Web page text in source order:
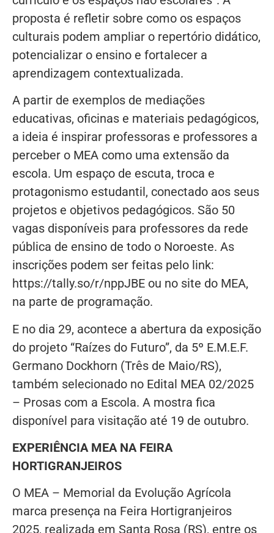
proposta é refletir sobre como os espaços
culturais podem ampliar o repertório didático,
potencializar o ensino e fortalecer a
aprendizagem contextualizada.
A partir de exemplos de mediações
educativas, oficinas e materiais pedagógicos,
a ideia é inspirar professoras e professores a
perceber o MEA como uma extensão da
escola. Um espaço de escuta, troca e
protagonismo estudantil, conectado aos seus
projetos e objetivos pedagógicos. São 50
vagas disponíveis para professores da rede
pública de ensino de todo o Noroeste. As
inscrições podem ser feitas pelo link:
https://tally.so/r/nppJBE ou no site do MEA,
na parte de programação.
E no dia 29, acontece a abertura da exposição
do projeto “Raízes do Futuro”, da 5º E.M.E.F.
Germano Dockhorn (Três de Maio/RS),
também selecionado no Edital MEA 02/2025
– Prosas com a Escola. A mostra fica
disponível para visitação até 19 de outubro.
EXPERIÊNCIA MEA NA FEIRA
HORTIGRANJEIROS
O MEA – Memorial da Evolução Agrícola
marca presença na Feira Hortigranjeiros
2025, realizada em Santa Rosa (RS), entre os